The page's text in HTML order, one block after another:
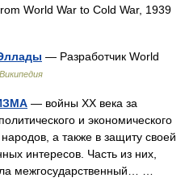
World War to Cold War, 1939
— Разработчик World
Википедия
— войны XX века за
и экономического
а также в защиту своей
интересов. Часть из них,
межгосударственный… …